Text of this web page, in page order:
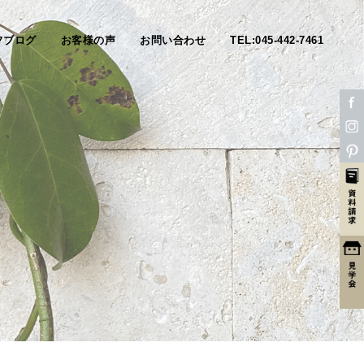
ブログ お客様の声 お問い合わせ TEL:045-442-7461